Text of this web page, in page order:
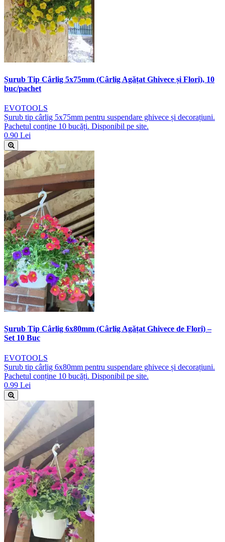
Șurub Tip Cârlig 5x75mm (Cârlig Agățat Ghivece și Flori), 10
buc/pachet
EVOTOOLS
Șurub tip cârlig 5x75mm pentru suspendare ghivece și decorațiuni.
Pachetul conține 10 bucăți. Disponibil pe site.
0.90 Lei
Șurub Tip Cârlig 6x80mm (Cârlig Agățat Ghivece de Flori) –
Set 10 Buc
EVOTOOLS
Șurub tip cârlig 6x80mm pentru suspendare ghivece și decorațiuni.
Pachetul conține 10 bucăți. Disponibil pe site.
0.99 Lei